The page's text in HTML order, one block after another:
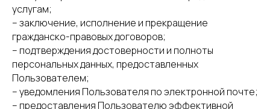
услугам;
– заключение, исполнение и прекращение
гражданско-правовых договоров;
– подтверждения достоверности и полноты
персональных данных, предоставленных
Пользователем;
– уведомления Пользователя по электронной почте;
– предоставления Пользователю эффективной